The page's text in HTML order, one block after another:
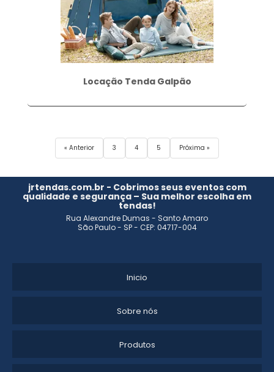
Locação Tenda Galpão
« Anterior 3 4 5 Próxima »
jrtendas.com.br - Cobrimos seus eventos com
qualidade e segurança – Sua melhor escolha em
tendas!
Rua Alexandre Dumas - Santo Amaro
São Paulo - SP - CEP: 04717-004
Inicio
Sobre nós
Produtos